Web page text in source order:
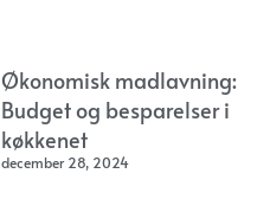
Økonomisk madlavning:
Budget og besparelser i
køkkenet
december 28, 2024